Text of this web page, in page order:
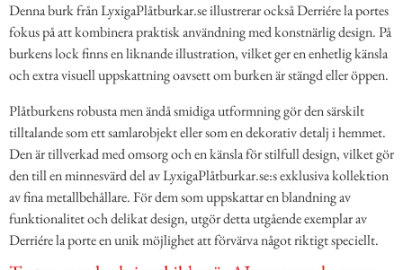
Denna burk från LyxigaPlåtburkar.se illustrerar också Derriére la portes
fokus på att kombinera praktisk användning med konstnärlig design. På
burkens lock finns en liknande illustration, vilket ger en enhetlig känsla
och extra visuell uppskattning oavsett om burken är stängd eller öppen.
Plåtburkens robusta men ändå smidiga utformning gör den särskilt
tilltalande som ett samlarobjekt eller som en dekorativ detalj i hemmet.
Den är tillverkad med omsorg och en känsla för stilfull design, vilket gör
den till en minnesvärd del av LyxigaPlåtburkar.se:s exklusiva kollektion
av fina metallbehållare. För dem som uppskattar en blandning av
funktionalitet och delikat design, utgör detta utgående exemplar av
Derriére la porte en unik möjlighet att förvärva något riktigt speciellt.